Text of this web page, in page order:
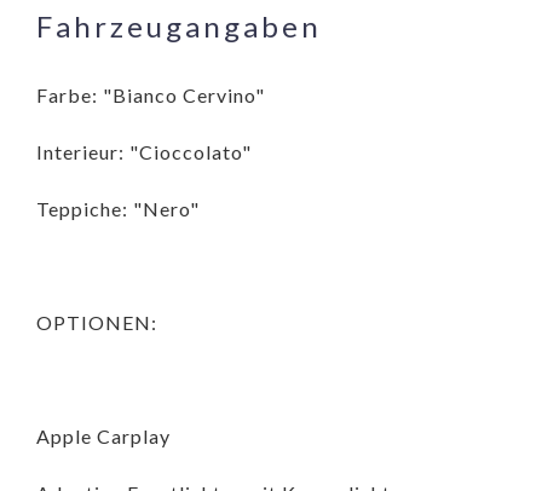
Fahrzeugangaben
Farbe: "Bianco Cervino"
Interieur: "Cioccolato"
Teppiche: "Nero"
OPTIONEN:
Apple Carplay